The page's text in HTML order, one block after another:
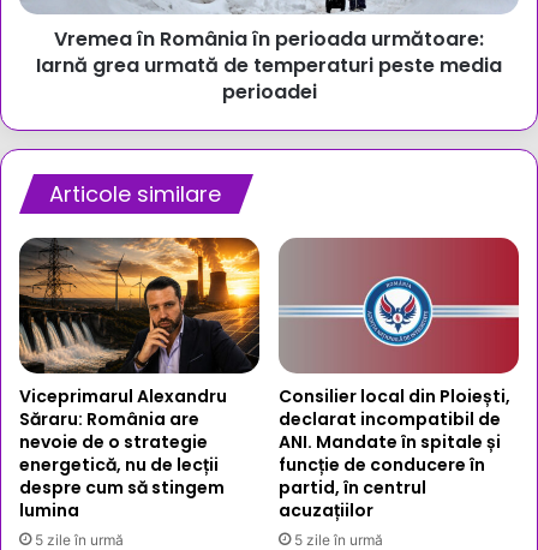
urmată
temperaturi
perioadei
Vremea în România în perioada următoare:
Iarnă grea urmată de temperaturi peste media
perioadei
Articole similare
Viceprimarul Alexandru
Săraru: România are
nevoie de o strategie
energetică, nu de lecții
despre cum să stingem
lumina
5 zile în urmă
Consilier local din Ploiești,
declarat incompatibil de
ANI. Mandate în spitale și
funcție de conducere în
partid, în centrul
acuzațiilor
5 zile în urmă